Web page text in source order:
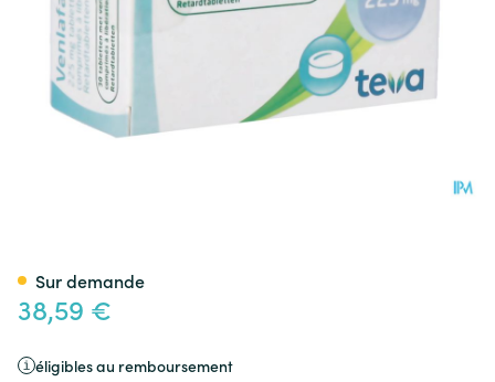
38,59 €
éligibles au remboursement
Sur demande